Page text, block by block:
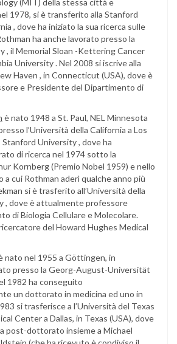
(MIT) della stessa città e
1978, si è transferito alla Stanford
, dove ha iniziato la sua ricerca sulle
ha anche lavorato presso la
, il Memorial Sloan -Kettering Cancer
University . Nel 2008 si iscrive alla
Haven , in Connecticut (USA), dove è
e Presidente del Dipartimento di
è nato 1948 a St. Paul, NEL Minnesota
l’Università della California a Los
University , dove ha
di ricerca nel 1974 sotto la
Kornberg (Premio Nobel 1959) e nello
cui Rothman aderì qualche anno più
si è trasferito all’Università della
, dove è attualmente professore
di Biologia Cellulare e Molecolare.
del Howard Hughes Medical
nato nel 1955 a Göttingen, in
presso la Georg-August-Universität
1982 ha conseguito
un dottorato in medicina ed uno in
si trasferisce a l’Università del Texas
Center a Dallas, in Texas (USA), dove
post-dottorato insieme a Michael